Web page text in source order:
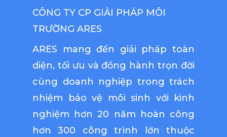
CÔNG TY CP GIẢI PHÁP MÔI
TRƯỜNG ARES
ARES mang đến giải pháp toàn
diện, tối ưu và đồng hành trọn đời
cùng doanh nghiệp trong trách
nhiệm bảo vệ môi sinh với kinh
nghiệm hơn 20 năm hoàn công
hơn 300 công trình lớn thuộc